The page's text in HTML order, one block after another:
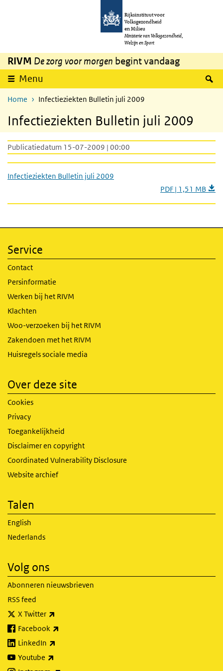
Overslaan en naar de inhoud gaan
Rijksinstituut voor
Volksgezondheid
en Milieu
Ministerie van Volksgezondheid,
Welzijn en Sport
RIVM De zorg voor morgen begint vandaag
Menu
Home Infectieziekten Bulletin juli 2009
Infectieziekten Bulletin juli 2009
Publicatiedatum 15-07-2009 | 00:00
Infectieziekten Bulletin juli 2009
PDF | 1,51 MB
Service
Contact
Persinformatie
Werken bij het RIVM
Klachten
Woo-verzoeken bij het RIVM
Zakendoen met het RIVM
Huisregels sociale media
Over deze site
Cookies
Privacy
Toegankelijkheid
Disclaimer en copyright
Coordinated Vulnerability Disclosure
Website archief
Talen
English
Nederlands
Volg ons
Abonneren nieuwsbrieven
RSS feed
X Twitter
Facebook
LinkedIn
Youtube